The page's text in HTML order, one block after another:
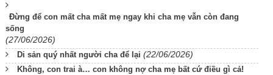
Đừng để con mất cha mất mẹ ngay khi cha mẹ vẫn còn đang
sống
(27/06/2026)
Di sản quý nhất người cha để lại (22/06/2026)
Không, con trai à… con không nợ cha mẹ bất cứ điều gì cả!